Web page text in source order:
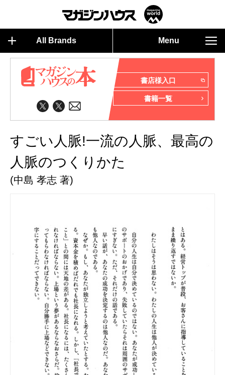
All Brands Menu
書店様入口
書籍一覧
すごい人脈!一流の人脈、最高の
人脈のつくりかた
(中島 孝志 著)